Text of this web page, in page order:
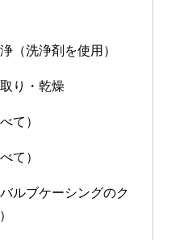
（洗浄剤を使用）
り・乾燥
て）
て）
ルブケーシングのク